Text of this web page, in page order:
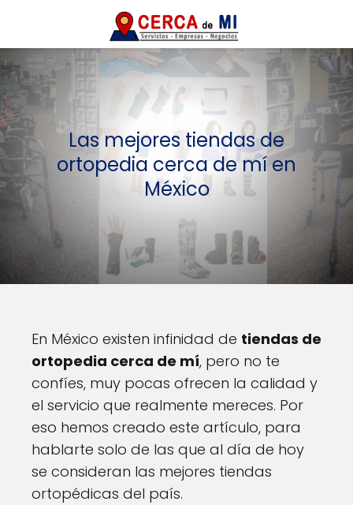
Las mejores tiendas de
ortopedia cerca de mí en
México
En México existen infinidad de tiendas de
ortopedia cerca de mí, pero no te
confíes, muy pocas ofrecen la calidad y
el servicio que realmente mereces. Por
eso hemos creado este artículo, para
hablarte solo de las que al día de hoy
se consideran las mejores tiendas
ortopédicas del país.